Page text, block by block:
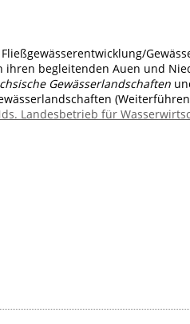
begleitenden Auen und
Gewässerlandschaften
Landesbetrieb für